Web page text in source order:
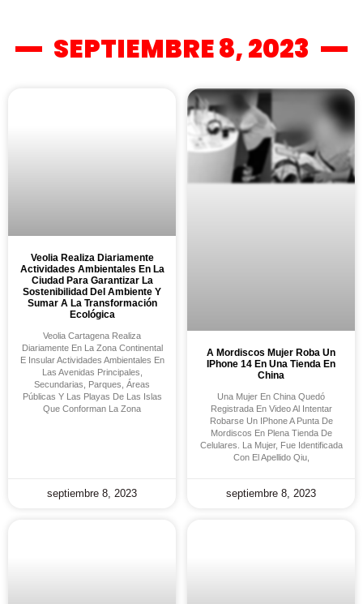
SEPTIEMBRE 8, 2023
Veolia Realiza Diariamente
Actividades Ambientales En La
Ciudad Para Garantizar La
Sostenibilidad Del Ambiente Y
Sumar A La Transformación
Ecológica
Veolia Cartagena Realiza
Diariamente En La Zona Continental
E Insular Actividades Ambientales En
Las Avenidas Principales,
Secundarias, Parques, Áreas
Públicas Y Las Playas De Las Islas
Que Conforman La Zona
septiembre 8, 2023
A Mordiscos Mujer Roba Un
IPhone 14 En Una Tienda En
China
Una Mujer En China Quedó
Registrada En Video Al Intentar
Robarse Un IPhone A Punta De
Mordiscos En Plena Tienda De
Celulares. La Mujer, Fue Identificada
Con El Apellido Qiu,
septiembre 8, 2023